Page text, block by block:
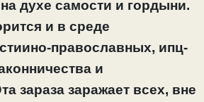
духе самости и гордыни.
и в среде
православных, ипц-
и
зараза заражает всех, вне